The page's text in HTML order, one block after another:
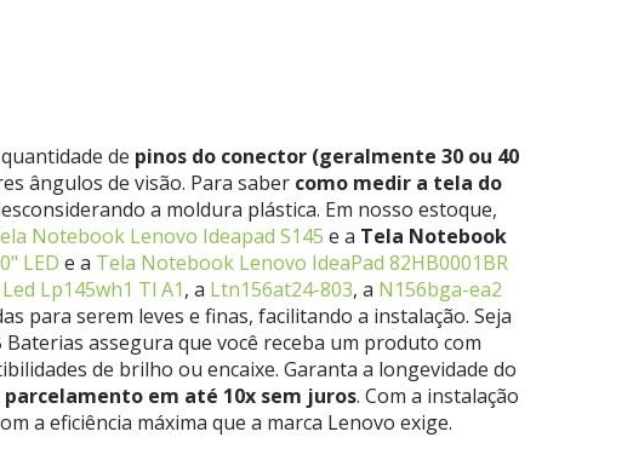
de pinos do conector (geralmente 30 ou 40
ângulos de visão. Para saber como medir a tela do
a moldura plástica. Em nosso estoque,
Notebook Lenovo Ideapad S145 e a Tela Notebook
LED e a Tela Notebook Lenovo IdeaPad 82HB0001BR
Lp145wh1 Tl A1, a Ltn156at24-803, a N156bga-ea2
para serem leves e finas, facilitando a instalação. Seja
assegura que você receba um produto com
de brilho ou encaixe. Garanta a longevidade do
parcelamento em até 10x sem juros. Com a instalação
a eficiência máxima que a marca Lenovo exige.